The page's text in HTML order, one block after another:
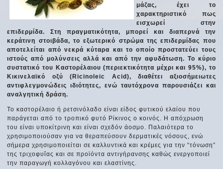
μάζας, έχει το
χαρακτηριστικό πως
εισχωρεί στην
επιδερμίδα. Στη πραγματικότητα, μπορεί και διαπερνά την
κεράτινη στοιβάδα, το εξωτερικό στρώμα της επιδερμίδας που
αποτελείται από νεκρά κύταρα και το οποίο προστατεύει τους
ιστούς από μολύνσεις αλλά και από την αφυδάτωση. Το κύριο
συστατικό του Καστορέλαιου (περιεκτικότητα μέχρι και 95%), το
Κικινελαϊκό οξύ (Ricinoleic Acid), διαθέτει αξιοσήμειωτες
αντιφλεγμονώδεις ιδιότητες, ενώ ταυτόχρονα παρουσιάζει και
αναλγητική δράση.
Το καστορέλαιο ή ρετσινόλαδο είναι είδος φυτικού ελαίου που
παράγεται από το τροπικό φυτό Ρίκινος ο κοινός. Η απόχρωση
του είναι υποκίτρινη και είναι σχεδόν άοσμο. Παλαιότερα το
χρησιμοποιούσαν για να θεραπεύσουν δερματικές νόσους, ενώ
σήμερα χρησιμοποιείται σε καλλυντικά και κρέμες για την “τόνωση”
της τριχοφυΐας και σε προϊόντα αντιγήρανσης καθώς ενεργοποιεί
την παραγωγή κολλαγόνου και ελαστίνης.